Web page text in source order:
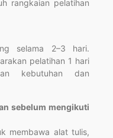
rangkaian pelatihan
selama 2–3 hari.
pelatihan 1 hari
kebutuhan dan
sebelum mengikuti
membawa alat tulis,